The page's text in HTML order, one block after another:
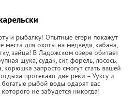
и рыбалку! Опытные егери покажут
места для охоты на медведя, кабана,
зайца! В Ладожском озере обитает
щука, судак, сиг, форель, лосось,
корюшка запросто смогут стать вашей
протекают две реки – Ууксу и
рыбой воды одарят вас
не забудется никогда!